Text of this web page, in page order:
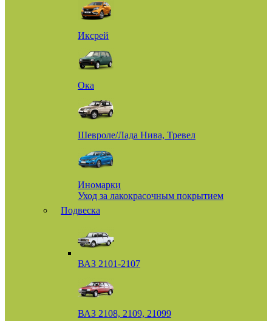
Иксрей
Ока
Шевроле/Лада Нива, Тревел
Иномарки
Уход за лакокрасочным покрытием
Подвеска
ВАЗ 2101-2107
ВАЗ 2108, 2109, 21099